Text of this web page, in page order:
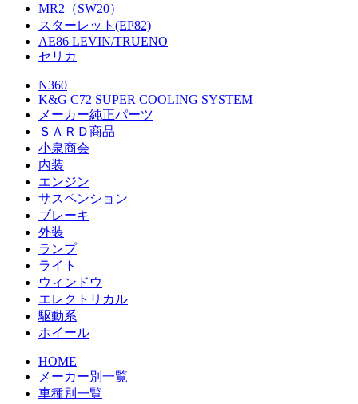
MR2（SW20）
スターレット(EP82)
AE86 LEVIN/TRUENO
セリカ
N360
K&G C72 SUPER COOLING SYSTEM
メーカー純正パーツ
ＳＡＲＤ商品
小泉商会
内装
エンジン
サスペンション
ブレーキ
外装
ランプ
ライト
ウィンドウ
エレクトリカル
駆動系
ホイール
HOME
メーカー別一覧
車種別一覧